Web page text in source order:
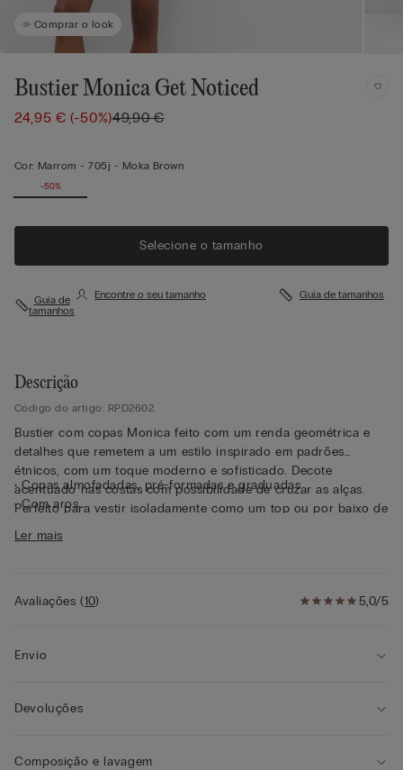
Comprar o look
Bustier Monica Get Noticed
24,95 €(-50%)49,90 €
Cor: Marrom -705j - Moka Brown
-50%
Selecione o tamanho
Guia de
tamanhos
Encontre o seu tamanho Guia de tamanhos
Descrição
Código do artigo: RPD2602
Bustier com copas Monica feito com um renda geométrica e
detalhes que remetem a um estilo inspirado em padrões
étnicos, com um toque moderno e sofisticado. Decote
acentuado nas costas com possibilidade de cruzar as alças.
Perfeito para vestir isoladamente como um top ou por baixo de
um casaco.
• Copas almofadadas, pré-formadas e graduadas
• Com aros
• Contorno do tórax totalmente forrado em tule
• A modelo mede 1,75 m de altura e veste o tamanho 34B
Ler mais
5,0/5
Avaliações(10)
Envio
Devoluções
Composição e lavagem